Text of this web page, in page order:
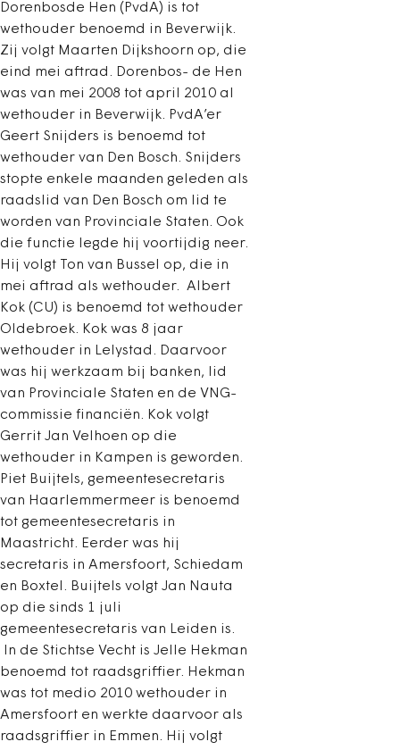
Dorenbosde Hen (PvdA) is tot
wethouder benoemd in Beverwijk.
Zij volgt Maarten Dijkshoorn op, die
eind mei aftrad. Dorenbos- de Hen
was van mei 2008 tot april 2010 al
wethouder in Beverwijk. PvdA’er
Geert Snijders is benoemd tot
wethouder van Den Bosch. Snijders
stopte enkele maanden geleden als
raadslid van Den Bosch om lid te
worden van Provinciale Staten. Ook
die functie legde hij voortijdig neer.
Hij volgt Ton van Bussel op, die in
mei aftrad als wethouder. Albert
Kok (CU) is benoemd tot wethouder
Oldebroek. Kok was 8 jaar
wethouder in Lelystad. Daarvoor
was hij werkzaam bij banken, lid
van Provinciale Staten en de VNG-
commissie financiën. Kok volgt
Gerrit Jan Velhoen op die
wethouder in Kampen is geworden.
Piet Buijtels, gemeentesecretaris
van Haarlemmermeer is benoemd
tot gemeentesecretaris in
Maastricht. Eerder was hij
secretaris in Amersfoort, Schiedam
en Boxtel. Buijtels volgt Jan Nauta
op die sinds 1 juli
gemeentesecretaris van Leiden is.
In de Stichtse Vecht is Jelle Hekman
benoemd tot raadsgriffier. Hekman
was tot medio 2010 wethouder in
Amersfoort en werkte daarvoor als
raadsgriffier in Emmen. Hij volgt